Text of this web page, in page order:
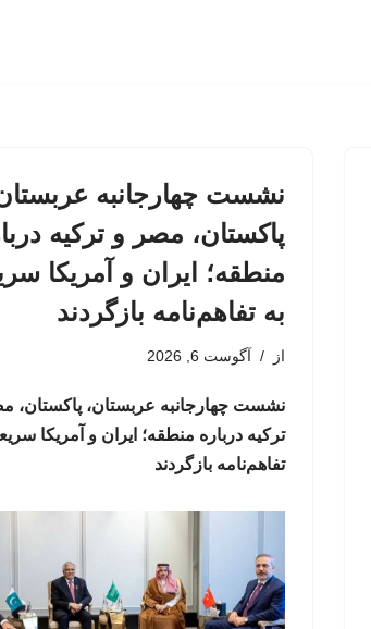
نشست چهارجانبه
پاکستان، مصر و ترکیه
منطقه؛ ایران و آمریکا
به تفاهم‌نامه بازگردند
از آگوست 6, 2026
نشست چهارجانبه عربستان، پاکستان،
ترکیه درباره منطقه؛ ایران و آمریکا
تفاهم‌نامه بازگردند